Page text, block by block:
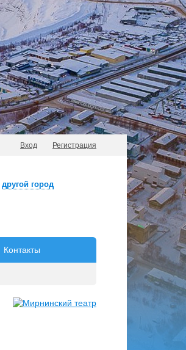
Вход Регистрация
другой город
Контакты